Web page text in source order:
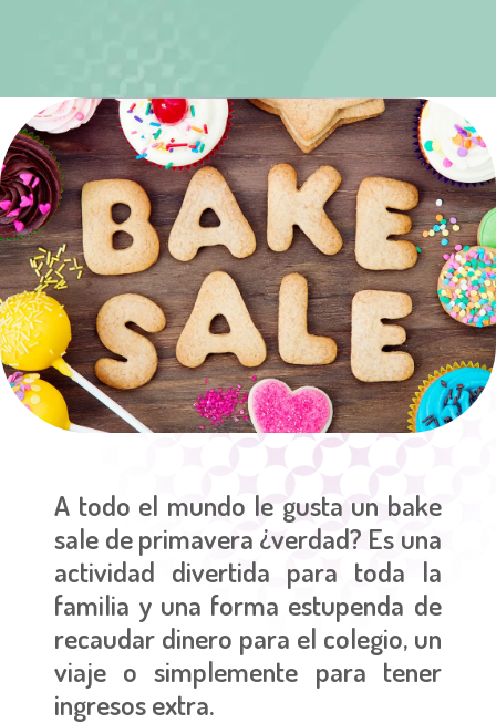
A todo el mundo le gusta un bake
sale de primavera ¿verdad? Es una
actividad divertida para toda la
familia y una forma estupenda de
recaudar dinero para el colegio, un
viaje o simplemente para tener
ingresos extra.